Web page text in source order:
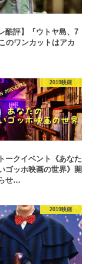
酷評】『ウトヤ島、7
のワンカットはアカ
2019映画
ークイベント《あなた
ゴッホ映画の世界》開
せ…
2019映画